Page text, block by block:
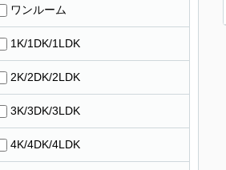
ワンルーム
1K/1DK/1LDK
2K/2DK/2LDK
3K/3DK/3LDK
4K/4DK/4LDK